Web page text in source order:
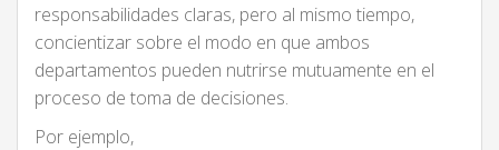
responsabilidades claras, pero al mismo tiempo,
concientizar sobre el modo en que ambos
departamentos pueden nutrirse mutuamente en el
proceso de toma de decisiones.
Por ejemplo,